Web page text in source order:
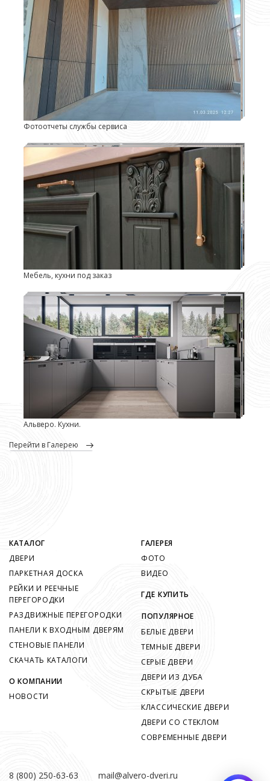
Фотоотчеты службы сервиса
Мебель, кухни под заказ
Альверо. Кухни.
перейти в Галерею
8 (800) 250-63-63 mail@alvero-dveri.ru
КАТАЛОГ
ДВЕРИ
ПАРКЕТНАЯ ДОСКА
РЕЙКИ И РЕЕЧНЫЕ
ПЕРЕГОРОДКИ
РАЗДВИЖНЫЕ ПЕРЕГОРОДКИ
ПАНЕЛИ К ВХОДНЫМ ДВЕРЯМ
СТЕНОВЫЕ ПАНЕЛИ
СКАЧАТЬ КАТАЛОГИ
О КОМПАНИИ
НОВОСТИ
ГАЛЕРЕЯ
ФОТО
ВИДЕО
ГДЕ КУПИТЬ
ПОПУЛЯРНОЕ
БЕЛЫЕ ДВЕРИ
ТЕМНЫЕ ДВЕРИ
СЕРЫЕ ДВЕРИ
ДВЕРИ ИЗ ДУБА
СКРЫТЫЕ ДВЕРИ
КЛАССИЧЕСКИЕ ДВЕРИ
ДВЕРИ СО СТЕКЛОМ
СОВРЕМЕННЫЕ ДВЕРИ